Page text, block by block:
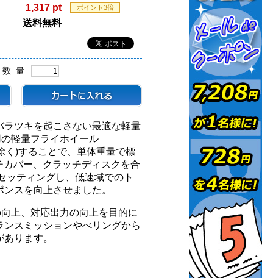
1,317 pt ポイント3倍
送料無料
数 量
ツキを起こさない最適な軽量
軽量フライホイール
く)することで、単体重量で標
バー、クラッチディスクを合
ッティングし、低速域でのト
スを向上させました。
上、対応出力の向上を目的に
スミッションやべリングから
ります。